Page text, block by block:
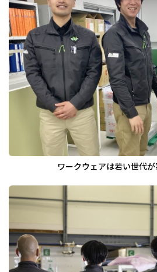
ワークウェアは若い世代が